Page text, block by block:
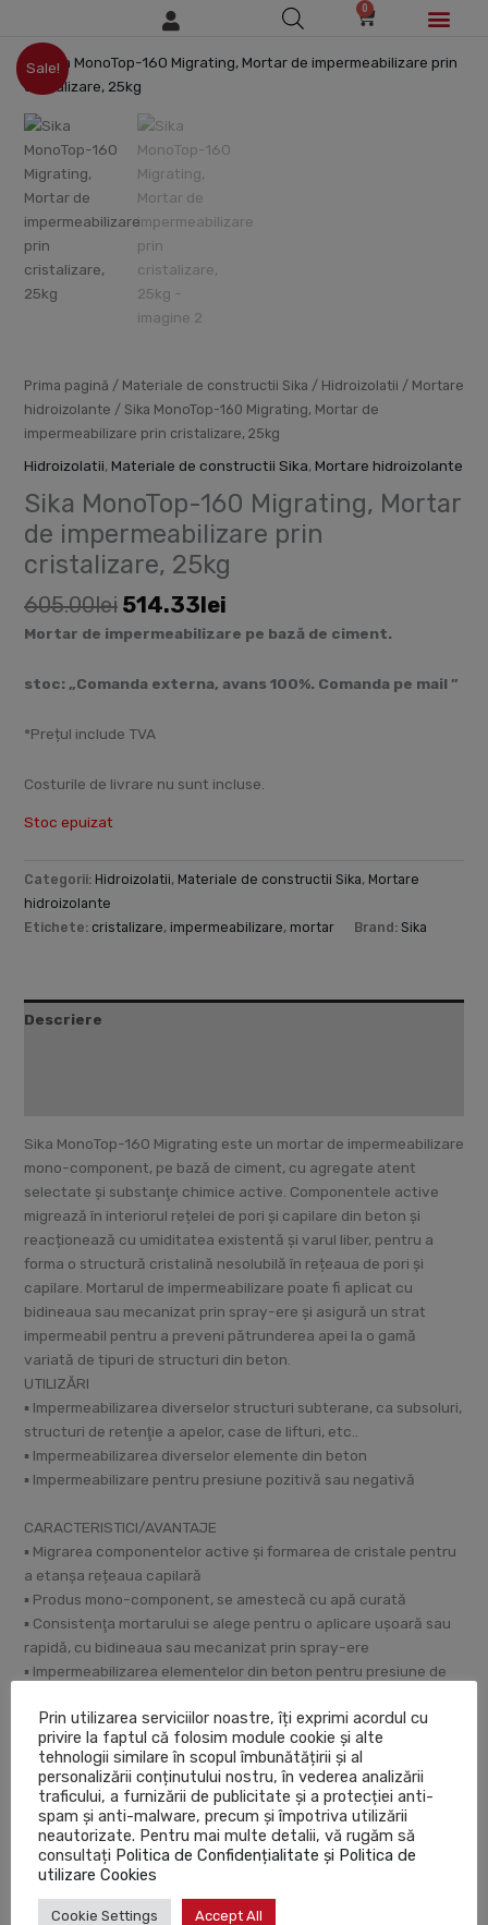
content
0
Cart
Sale!
Prima pagină / Materiale de constructii Sika / Hidroizolatii / Mortare
hidroizolante / Sika MonoTop-160 Migrating, Mortar de
impermeabilizare prin cristalizare, 25kg
Hidroizolatii,Materiale de constructii Sika,Mortare hidroizolante
Sika MonoTop-160 Migrating, Mortar
de impermeabilizare prin
cristalizare, 25kg
605.00lei
Prețul
inițial
fost:
605.00lei.
514.33lei
Prețul
Mortar de impermeabilizare pe bază de ciment.
stoc: „Comanda externa, avans 100%. Comanda pe mail ”
*Prețul include TVA
Costurile de livrare nu sunt incluse.
Stoc epuizat
Categorii: Hidroizolatii, Materiale de constructii Sika, Mortare
hidroizolante
Etichete: cristalizare, impermeabilizare, mortar Brand: Sika
Descriere
Sika MonoTop-160 Migrating este un mortar de impermeabilizare
mono-component, pe bază de ciment, cu agregate atent
selectate şi substanţe chimice active. Componentele active
migrează în interiorul rețelei de pori și capilare din beton și
reacționează cu umiditatea existentă și varul liber, pentru a
forma o structură cristalină nesolubilă în rețeaua de pori şi
capilare. Mortarul de impermeabilizare poate fi aplicat cu
bidineaua sau mecanizat prin spray-ere și asigură un strat
impermeabil pentru a preveni pătrunderea apei la o gamă
variată de tipuri de structuri din beton.
UTILIZĂRI
▪ Impermeabilizarea diverselor structuri subterane, ca subsoluri,
structuri de retenţie a apelor, case de lifturi, etc..
▪ Impermeabilizarea diverselor elemente din beton
▪ Impermeabilizare pentru presiune pozitivă sau negativă
CARACTERISTICI/AVANTAJE
▪ Migrarea componentelor active și formarea de cristale pentru
a etanșa rețeaua capilară
▪ Produs mono-component, se amestecă cu apă curată
▪ Consistenţa mortarului se alege pentru o aplicare uşoară sau
rapidă, cu bidineaua sau mecanizat prin spray-ere
▪ Impermeabilizarea elementelor din beton pentru presiune de
▪ Aderenţă ridicată la suportul din beton
▪ Permeabil la vapori de apă
▪ Se aplică pe suport din beton sau peste mortare de reparaţii
Consum: ~ 1,2 kg/mp/strat
Produse similare
Prin utilizarea serviciilor noastre, îți exprimi acordul cu
privire la faptul că folosim module cookie și alte
tehnologii similare în scopul îmbunătățirii și al
personalizării conținutului nostru, în vederea analizării
traficului, a furnizării de publicitate și a protecției anti-
spam și anti-malware, precum și împotriva utilizării
neautorizate. Pentru mai multe detalii, vă rugăm să
consultați Politica de Confidențialitate și Politica de
utilizare Cookies
Cookie Settings Accept All